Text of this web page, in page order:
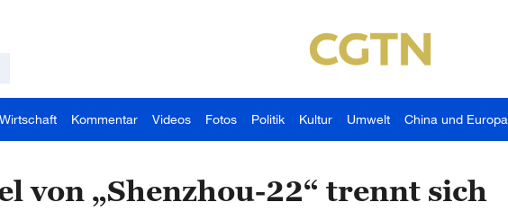
Wirtschaft Kommentar Videos Fotos Politik Kultur Umwelt China und Europa
von „Shenzhou-22“ trennt sich